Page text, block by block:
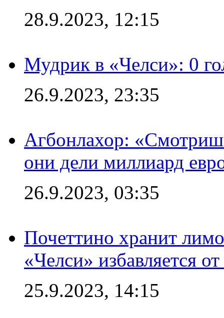
28.9.2023, 12:15
Мудрик в «Челси»: 0
26.9.2023, 23:35
Агбонлахор:
они дели миллиард
26.9.2023, 03:35
Почеттино хранит
«Челси» избавляется
25.9.2023, 14:15